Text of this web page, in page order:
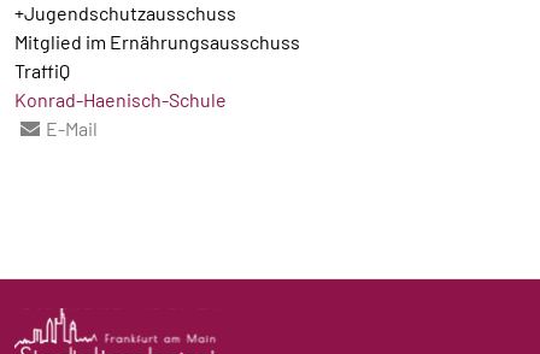
+Jugendschutzausschuss
Mitglied im Ernährungsausschuss
TraffiQ
Konrad-Haenisch-Schule
E-Mail